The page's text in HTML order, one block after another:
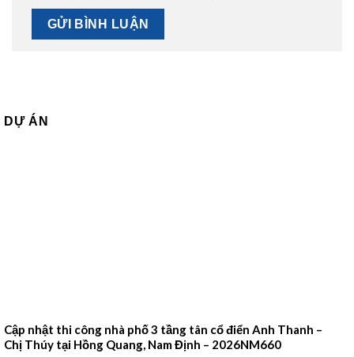
DỰ ÁN
Cập nhật thi công nhà phố 3 tầng tân cổ điển Anh Thanh –
Chị Thúy tại Hồng Quang, Nam Định – 2026NM660